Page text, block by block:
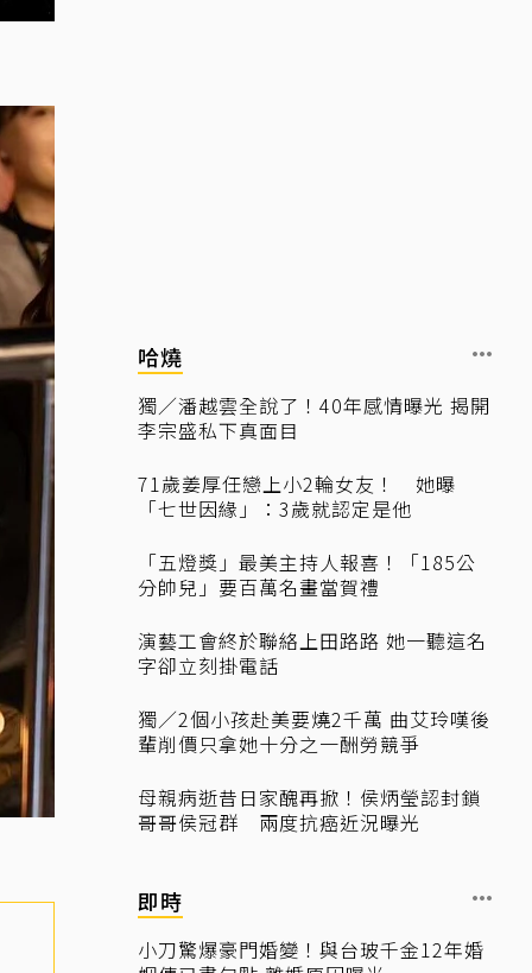
哈燒
獨／潘越雲全說了！40年感情曝光 揭開
李宗盛私下真面目
71歲姜厚任戀上小2輪女友！ 她曝
「七世因緣」：3歲就認定是他
「五燈獎」最美主持人報喜！「185公
分帥兒」要百萬名畫當賀禮
演藝工會終於聯絡上田路路 她一聽這名
字卻立刻掛電話
獨／2個小孩赴美要燒2千萬 曲艾玲嘆後
輩削價只拿她十分之一酬勞競爭
母親病逝昔日家醜再掀！侯炳瑩認封鎖
哥哥侯冠群 兩度抗癌近況曝光
即時
小刀驚爆豪門婚變！與台玻千金12年婚